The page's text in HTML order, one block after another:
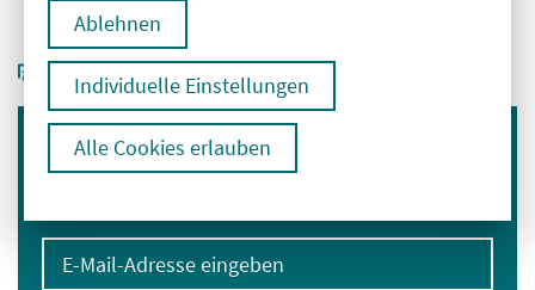
Ablehnen
Individuelle Einstellungen
Alle Cookies erlauben
Immer informiert bleiben
E-Mail-Adresse eingeben